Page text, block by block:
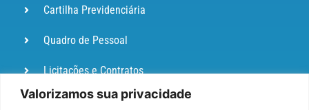
Valorizamos sua privacidade
Cartilha Previdenciária
Quadro de Pessoal
Licitações e Contratos
Portal de